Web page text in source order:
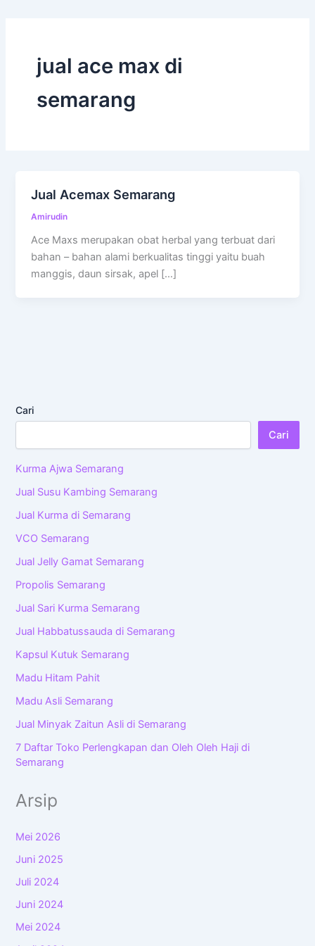
jual ace max di
semarang
Jual Acemax Semarang
Amirudin
Ace Maxs merupakan obat herbal yang terbuat dari
bahan – bahan alami berkualitas tinggi yaitu buah
manggis, daun sirsak, apel […]
Cari
Cari
Kurma Ajwa Semarang
Jual Susu Kambing Semarang
Jual Kurma di Semarang
VCO Semarang
Jual Jelly Gamat Semarang
Propolis Semarang
Jual Sari Kurma Semarang
Jual Habbatussauda di Semarang
Kapsul Kutuk Semarang
Madu Hitam Pahit
Madu Asli Semarang
Jual Minyak Zaitun Asli di Semarang
7 Daftar Toko Perlengkapan dan Oleh Oleh Haji di
Semarang
Arsip
Mei 2026
Juni 2025
Juli 2024
Juni 2024
Mei 2024